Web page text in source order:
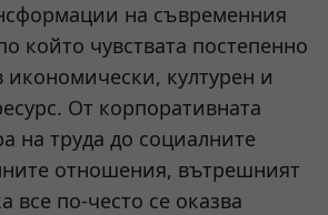
на съвременния
който чувствата постепенно
културен и
От корпоративната
на труда до социалните
отношения, вътрешният
все по-често се оказва